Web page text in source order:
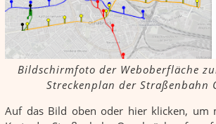
Bildschirmfoto der Weboberfläche
Streckenplan der Straßenbahn
Auf das Bild oben oder hier klicken, um